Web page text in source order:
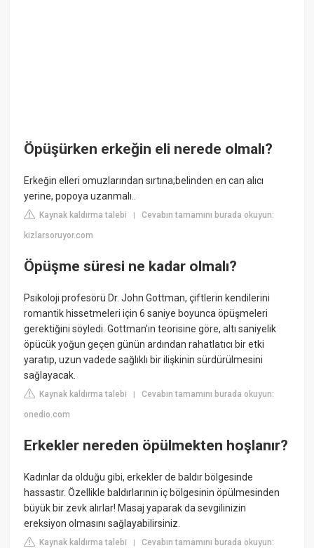
Öpüşürken erkeğin eli nerede olmalı?
Erkeğin elleri omuzlarından sırtına;belinden en can alıcı
yerine, popoya uzanmalı..
Kaynak kaldırma talebi |Cevabın tamamını burada okuyun:
kizlarsoruyor.com
Öpüşme süresi ne kadar olmalı?
Psikoloji profesörü Dr. John Gottman, çiftlerin kendilerini
romantik hissetmeleri için 6 saniye boyunca öpüşmeleri
gerektiğini söyledi. Gottman'ın teorisine göre, altı saniyelik
öpücük yoğun geçen günün ardından rahatlatıcı bir etki
yaratıp, uzun vadede sağlıklı bir ilişkinin sürdürülmesini
sağlayacak.
Kaynak kaldırma talebi |Cevabın tamamını burada okuyun:
onedio.com
Erkekler nereden öpülmekten hoşlanır?
Kadınlar da olduğu gibi, erkekler de baldır bölgesinde
hassastır. Özellikle baldırlarının iç bölgesinin öpülmesinden
büyük bir zevk alırlar! Masaj yaparak da sevgilinizin
ereksiyon olmasını sağlayabilirsiniz.
Kaynak kaldırma talebi |Cevabın tamamını burada okuyun: